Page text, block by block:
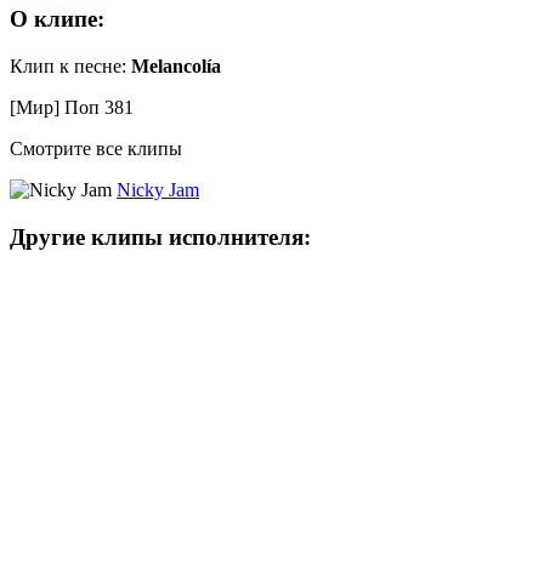
О клипе:
Клип к песне: Melancolía
[Мир] Поп 381
Смотрите все клипы
Nicky Jam
Другие клипы исполнителя: